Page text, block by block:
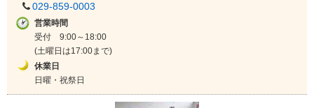
029-859-0003
営業時間
受付 9:00～18:00
(土曜日は17:00まで)
休業日
日曜・祝祭日